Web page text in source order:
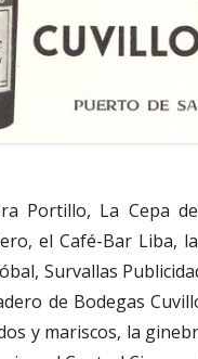
Portillo, La Cepa
el Café-Bar Liba,
Survallas
de Bodegas
y mariscos, la